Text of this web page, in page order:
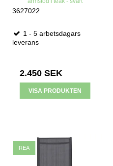
3627022
1 - 5 arbetsdagars
leverans
2.450 SEK
VISA PRODUKTEN
REA